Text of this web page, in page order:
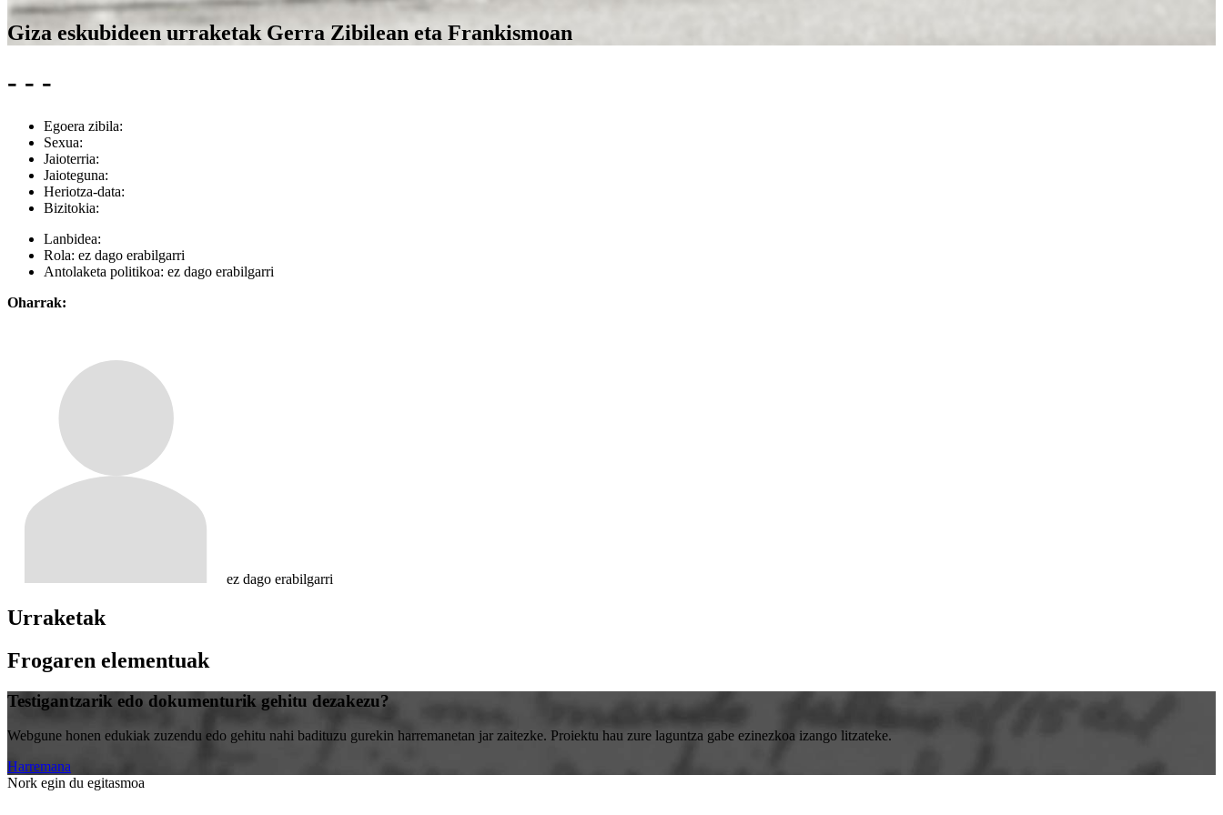
Giza eskubideen urraketak Gerra Zibilean eta Frankismoan
- - -
Egoera zibila:
Sexua:
Jaioterria:
Jaioteguna:
Heriotza-data:
Bizitokia:
Lanbidea:
Rola: ez dago erabilgarri
Antolaketa politikoa: ez dago erabilgarri
Oharrak:
ez dago erabilgarri
Urraketak
Frogaren elementuak
Testigantzarik edo dokumenturik gehitu dezakezu?
Webgune honen edukiak zuzendu edo gehitu nahi badituzu gurekin harremanetan jar zaitezke. Proiektu hau zure laguntza gabe ezinezkoa izango litzateke.
Harremana
Nork egin du egitasmoa